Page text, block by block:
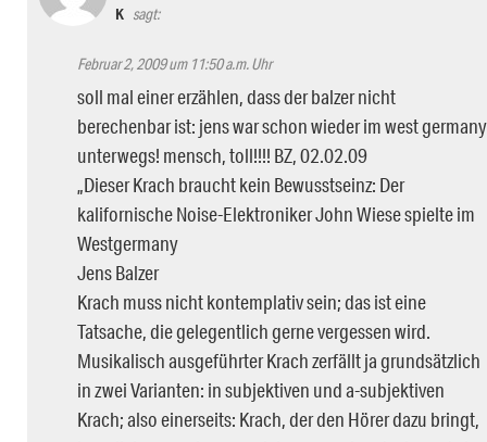
K sagt:
Februar 2, 2009 um 11:50 a.m. Uhr
soll mal einer erzählen, dass der balzer nicht
berechenbar ist: jens war schon wieder im west germany
unterwegs! mensch, toll!!!! BZ, 02.02.09
„Dieser Krach braucht kein Bewusstseinz: Der
kalifornische Noise-Elektroniker John Wiese spielte im
Westgermany
Jens Balzer
Krach muss nicht kontemplativ sein; das ist eine
Tatsache, die gelegentlich gerne vergessen wird.
Musikalisch ausgeführter Krach zerfällt ja grundsätzlich
in zwei Varianten: in subjektiven und a-subjektiven
Krach; also einerseits: Krach, der den Hörer dazu bringt,